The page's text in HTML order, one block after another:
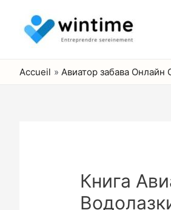
contenu
Accueil Авиатор забава
Книга